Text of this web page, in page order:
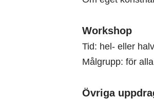
Workshop
Tid: hel- eller
Målgrupp: för
Övriga